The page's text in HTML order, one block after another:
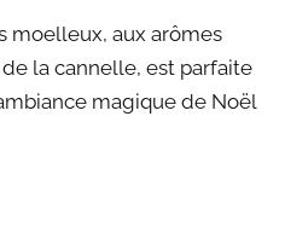
moelleux, aux arômes
la cannelle, est parfaite
magique de Noël